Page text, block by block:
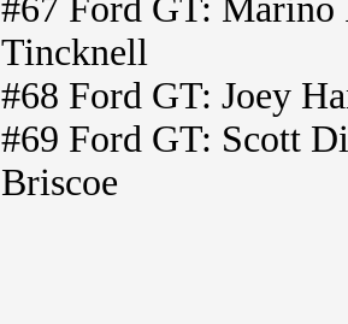
#67 Ford GT:
Tincknell
#68 Ford GT: Joey
#69 Ford GT: Scott
Briscoe